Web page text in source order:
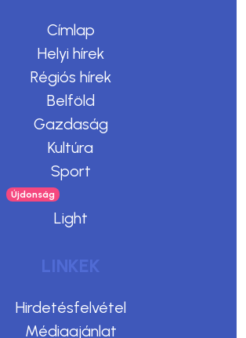
Címlap
Helyi hírek
Régiós hírek
Belföld
Gazdaság
Kultúra
Sport
Light
LINKEK
Hirdetésfelvétel
Médiaajánlat